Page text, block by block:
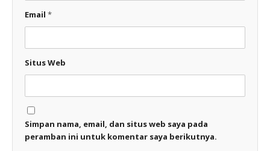
Email *
Situs Web
Simpan nama, email, dan situs web saya pada
peramban ini untuk komentar saya berikutnya.